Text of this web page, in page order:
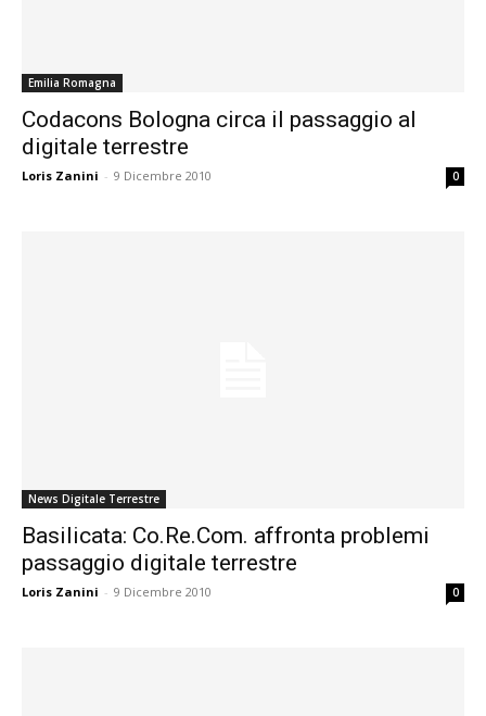
Emilia Romagna
Codacons Bologna circa il passaggio al
digitale terrestre
Loris Zanini - 9 Dicembre 2010 0
News Digitale Terrestre
Basilicata: Co.Re.Com. affronta problemi
passaggio digitale terrestre
Loris Zanini - 9 Dicembre 2010 0